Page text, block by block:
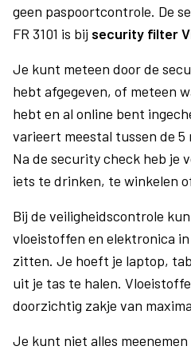
geen paspoortcontrole. De
FR 3101 is bij security filter
Je kunt meteen door de
hebt afgegeven, of meteen
hebt en al online bent
varieert meestal tussen de
Na de security check heb je
iets te drinken, te winkelen
Bij de veiligheidscontrole
vloeistoffen en elektronica
zitten. Je hoeft je laptop,
uit je tas te halen.
doorzichtig zakje van
Je kunt niet alles meenemen